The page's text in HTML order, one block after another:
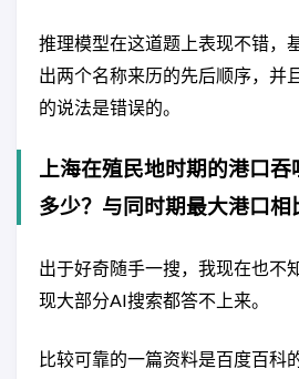
推理模型在这道题上表现不错，
出两个名称来历的先后顺序，并
的说法是错误的。
上海在殖民地时期的港口吞
多少？与同时期最大港口相
出于好奇随手一搜，我现在也不
现大部分AI搜索都答不上来。
比较可靠的一篇资料是百度百科